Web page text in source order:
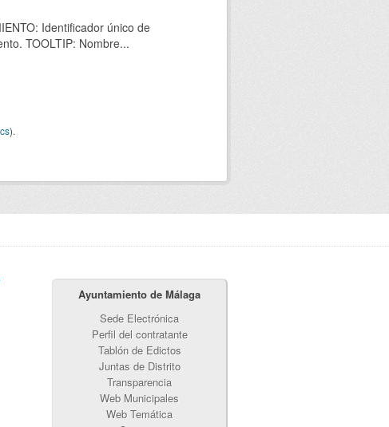
Identificador único de
TOOLTIP: Nombre...
).
Ayuntamiento de Málaga
Sede Electrónica
Perfil del contratante
Tablón de Edictos
Juntas de Distrito
Transparencia
Web Municipales
Web Temática